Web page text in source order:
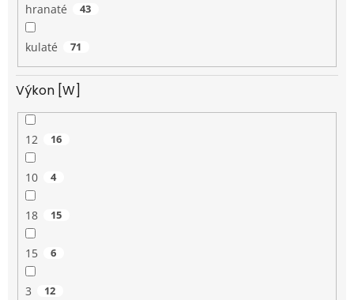
hranaté 43
kulaté 71
Výkon [W]
12 16
10 4
18 15
15 6
3 12